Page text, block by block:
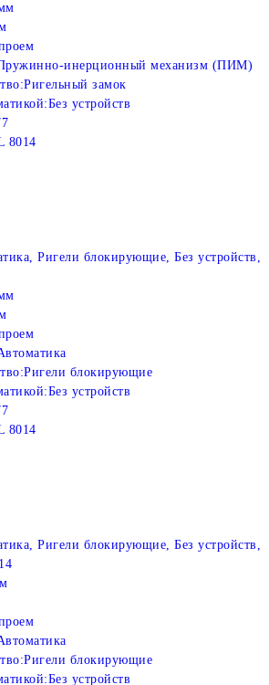
инерционный механизм (ПИМ)
Ригельный замок
Без устройств
8014
Ригели блокирующие, Без устройств,
Ригели блокирующие
Без устройств
8014
Ригели блокирующие, Без устройств,
Ригели блокирующие
Без устройств